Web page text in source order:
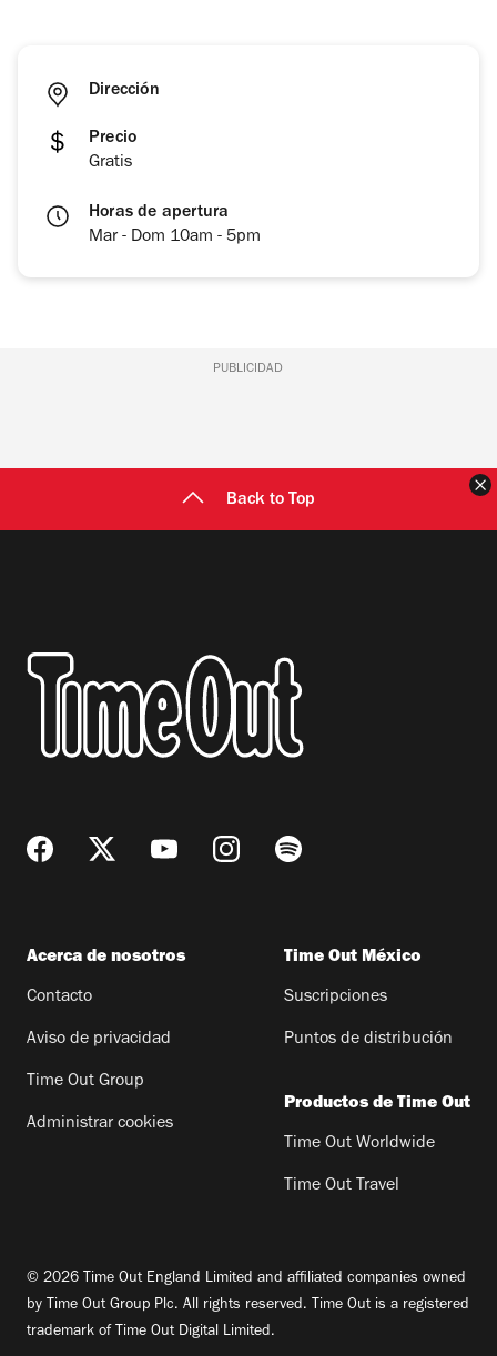
Dirección
Precio
Gratis
Horas de apertura
Mar - Dom 10am - 5pm
PUBLICIDAD
Back to Top
Acerca de nosotros
Contacto
Aviso de privacidad
Time Out Group
Administrar cookies
Time Out México
Suscripciones
Puntos de distribución
Productos de Time Out
Time Out Worldwide
Time Out Travel
© 2026 Time Out England Limited and affiliated companies owned
by Time Out Group Plc. All rights reserved. Time Out is a registered
trademark of Time Out Digital Limited.